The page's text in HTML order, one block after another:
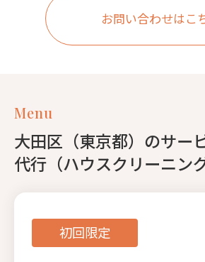
お問い合わせはこ
Menu
大田区（東京都）のサー
代行（ハウスクリーニン
初回限定